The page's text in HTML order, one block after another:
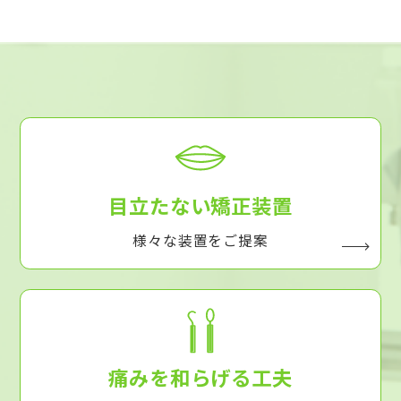
目立たない矯正装置
様々な装置をご提案
痛みを和らげる工夫